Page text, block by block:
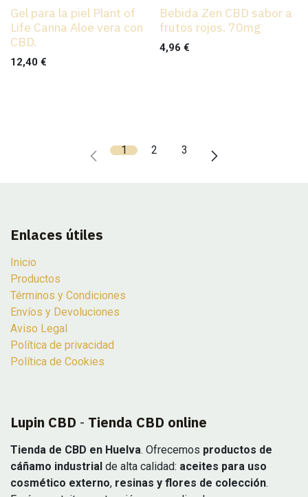
Gel para la piel Plant of
Life Canna Aloe vera con
CBD.
12,40 €
Bebida Zen CBD sabor a
frutos rojos. 70mg
4,96 €
1 2 3
Enlaces útiles
Inicio
Productos
Términos y Condiciones
Envíos y Devoluciones
Aviso Legal
Política de privacidad
Política de Cookies
Lupin CBD - Tienda CBD online
Tienda de CBD en Huelva. Ofrecemos productos de
cáñamo industrial de alta calidad: aceites para uso
cosmético externo, resinas y flores de colección.